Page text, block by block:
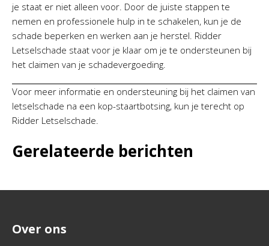
je staat er niet alleen voor. Door de juiste stappen te
nemen en professionele hulp in te schakelen, kun je de
schade beperken en werken aan je herstel. Ridder
Letselschade staat voor je klaar om je te ondersteunen bij
het claimen van je schadevergoeding.
Voor meer informatie en ondersteuning bij het claimen van
letselschade na een kop-staartbotsing, kun je terecht op
Ridder Letselschade.
Gerelateerde berichten
Over ons